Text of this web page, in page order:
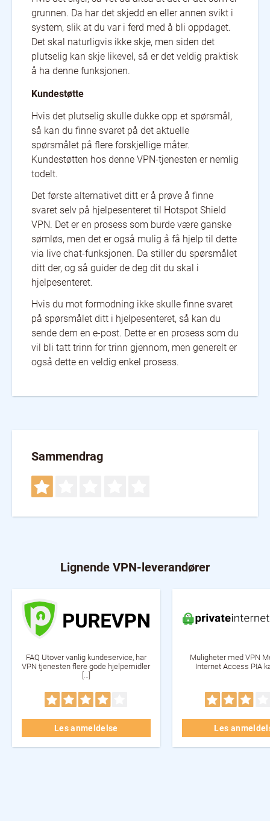
grunnen. Da har det skjedd en eller annen svikt i
system, slik at du var i ferd med å bli oppdaget.
Det skal naturligvis ikke skje, men siden det
plutselig kan skje likevel, så er det veldig praktisk
å ha denne funksjonen.
Kundestøtte
Hvis det plutselig skulle dukke opp et spørsmål,
så kan du finne svaret på det aktuelle
spørsmålet på flere forskjellige måter.
Kundestøtten hos denne VPN-tjenesten er nemlig
todelt.
Det første alternativet ditt er å prøve å finne
svaret selv på hjelpesenteret til Hotspot Shield
VPN. Det er en prosess som burde være ganske
sømløs, men det er også mulig å få hjelp til dette
via live chat-funksjonen. Da stiller du spørsmålet
ditt der, og så guider de deg dit du skal i
hjelpesenteret.
Hvis du mot formodning ikke skulle finne svaret
på spørsmålet ditt i hjelpesenteret, så kan du
sende dem en e-post. Dette er en prosess som du
vil bli tatt trinn for trinn gjennom, men generelt er
også dette en veldig enkel prosess.
Sammendrag
Lignende VPN-leverandører
FAQ Utover vanlig kundeservice, har
VPN tjenesten flere gode hjelpemidler
[…]
Les anmeldelse
Muligheter med VPN
Internet Access PIA
Les